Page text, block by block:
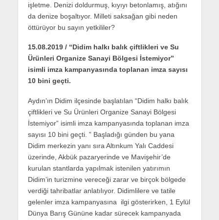
işletme. Denizi doldurmuş, kıyıyı betonlamış, atığını
da denize boşaltıyor. Milleti saksağan gibi neden
öttürüyor bu sayın yetkililer?
15.08.2019 / “Didim halkı balık çiftlikleri ve Su
Ürünleri Organize Sanayi Bölgesi İstemiyor”
isimli imza kampanyasında toplanan imza sayısı
10 bini geçti.
Aydın’ın Didim ilçesinde başlatılan “Didim halkı balık
çiftlikleri ve Su Ürünleri Organize Sanayi Bölgesi
İstemiyor” isimli imza kampanyasında toplanan imza
sayısı 10 bini geçti. ” Başladığı günden bu yana
Didim merkezin yanı sıra Altınkum Yalı Caddesi
üzerinde, Akbük pazaryerinde ve Mavişehir’de
kurulan stantlarda yapılmak istenilen yatırımın
Didim’in turizmine vereceği zarar ve birçok bölgede
verdiği tahribatlar anlatılıyor. Didimlilere ve tatile
gelenler imza kampanyasına ilgi gösterirken, 1 Eylül
Dünya Barış Gününe kadar sürecek kampanyada